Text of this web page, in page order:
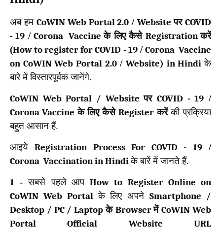
अब हम CoWIN Web Portal2.0 /WebsiteपरCOVID
-19 /Corona Vaccineके लिए कैसे Registrationकरें
(How to register for COVID -19/Corona Vaccine
on CoWIN Web Portal 2.0/Website) in Hindi के
बारे में विस्तारपूर्वक जानेंगे.
CoWIN Web Portal / WebsiteपरCOVID -19 /
Corona Vaccineके लिए कैसेRegisterकरेंकी प्रक्रिया
बहुत आसान हैं.
आइयेRegistration Process For COVID - 19/
Corona Vaccination in Hindiके बारें में जानते हैं.
1 - सबसे पहले आपHow to Register Online on
CoWIN Web Portal के लिए अपनेSmartphone /
Desktop / PC / LaptopकेBrowserमेंCoWIN Web
Portal Official Website URL